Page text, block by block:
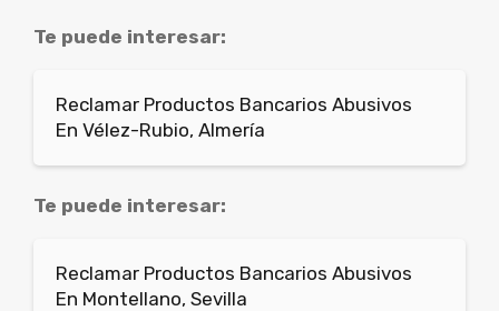
Te puede interesar:
Reclamar Productos Bancarios Abusivos
En Vélez-Rubio, Almería
Te puede interesar:
Reclamar Productos Bancarios Abusivos
En Montellano, Sevilla